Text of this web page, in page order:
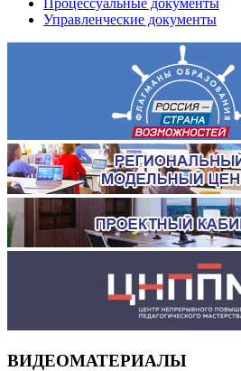
Управленческие документы
ВИДЕОМАТЕРИАЛЫ